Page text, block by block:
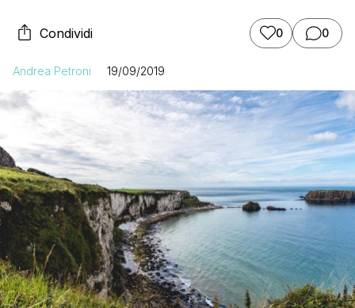
Condividi 0 0
Andrea Petroni 19/09/2019